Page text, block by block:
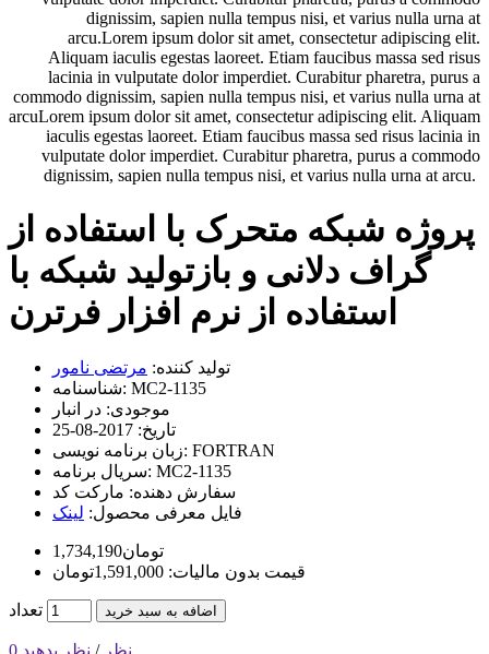
dignissim, sapien nulla tempus nisi, et varius nulla urna at
arcu.Lorem ipsum dolor sit amet, consectetur adipiscing elit.
Aliquam iaculis egestas laoreet. Etiam faucibus massa sed risus
lacinia in vulputate dolor imperdiet. Curabitur pharetra, purus a
commodo dignissim, sapien nulla tempus nisi, et varius nulla urna at
arcuLorem ipsum dolor sit amet, consectetur adipiscing elit. Aliquam
iaculis egestas laoreet. Etiam faucibus massa sed risus lacinia in
vulputate dolor imperdiet. Curabitur pharetra, purus a commodo
dignissim, sapien nulla tempus nisi, et varius nulla urna at arcu.
پروژه شبکه متحرک با استفاده از
گراف دلانی و بازتولید شبکه با
استفاده از نرم افزار فرترن
تولید کننده: مرتضی نامور
شناسنامه: MC2-1135
موجودی: در انبار
تاریخ: 2017-08-25
زبان برنامه نویسی: FORTRAN
سریال برنامه: MC2-1135
سفارش دهنده: مارکت کد
فایل معرفی محصول: لینک
1,734,190تومان
قیمت بدون مالیات: 1,591,000تومان
تعداد اضافه به سبد خرید
0 نظر / نظر بدهید